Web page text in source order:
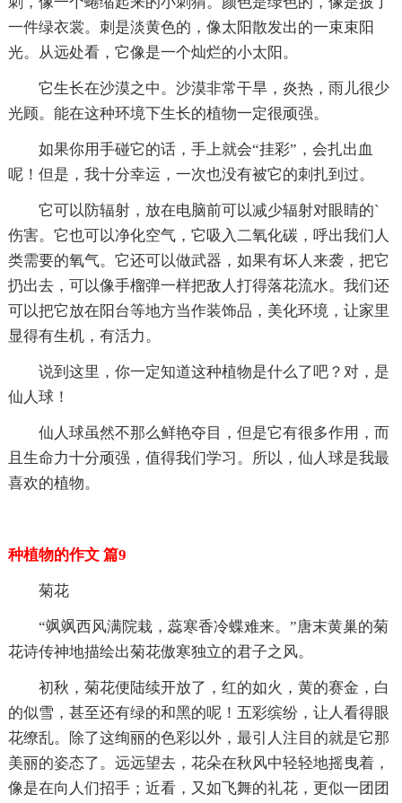
一件绿衣裳。刺是淡黄色的，像太阳散发出的一束束阳
光。从远处看，它像是一个灿烂的小太阳。
它生长在沙漠之中。沙漠非常干旱，炎热，雨儿很少
光顾。能在这种环境下生长的植物一定很顽强。
如果你用手碰它的话，手上就会“挂彩”，会扎出血
呢！但是，我十分幸运，一次也没有被它的刺扎到过。
它可以防辐射，放在电脑前可以减少辐射对眼睛的`
伤害。它也可以净化空气，它吸入二氧化碳，呼出我们人
类需要的氧气。它还可以做武器，如果有坏人来袭，把它
扔出去，可以像手榴弹一样把敌人打得落花流水。我们还
可以把它放在阳台等地方当作装饰品，美化环境，让家里
显得有生机，有活力。
说到这里，你一定知道这种植物是什么了吧？对，是
仙人球！
仙人球虽然不那么鲜艳夺目，但是它有很多作用，而
且生命力十分顽强，值得我们学习。所以，仙人球是我最
喜欢的植物。
种植物的作文 篇9
菊花
“飒飒西风满院栽，蕊寒香冷蝶难来。”唐末黄巢的菊
花诗传神地描绘出菊花傲寒独立的君子之风。
初秋，菊花便陆续开放了，红的如火，黄的赛金，白
的似雪，甚至还有绿的和黑的呢！五彩缤纷，让人看得眼
花缭乱。除了这绚丽的色彩以外，最引人注目的就是它那
美丽的姿态了。远远望去，花朵在秋风中轻轻地摇曳着，
像是在向人们招手；近看，又如飞舞的礼花，更似一团团